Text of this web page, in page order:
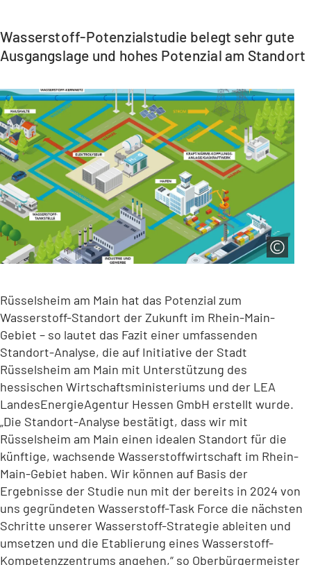
Wasserstoff-Potenzialstudie belegt sehr gute
Ausgangslage und hohes Potenzial am Standort
Rüsselsheim am Main hat das Potenzial zum
Wasserstoff-Standort der Zukunft im Rhein-Main-
Gebiet – so lautet das Fazit einer umfassenden
Standort-Analyse, die auf Initiative der Stadt
Rüsselsheim am Main mit Unterstützung des
hessischen Wirtschaftsministeriums und der LEA
LandesEnergieAgentur Hessen GmbH erstellt wurde.
„Die Standort-Analyse bestätigt, dass wir mit
Rüsselsheim am Main einen idealen Standort für die
künftige, wachsende Wasserstoffwirtschaft im Rhein-
Main-Gebiet haben. Wir können auf Basis der
Ergebnisse der Studie nun mit der bereits in 2024 von
uns gegründeten Wasserstoff-Task Force die nächsten
Schritte unserer Wasserstoff-Strategie ableiten und
umsetzen und die Etablierung eines Wasserstoff-
Kompetenzzentrums angehen,“ so Oberbürgermeister